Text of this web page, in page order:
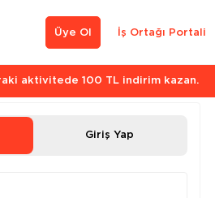
İş Ortağı Portali
Üye Ol
aktivitede 100 TL indirim kazan.
Giriş Yap